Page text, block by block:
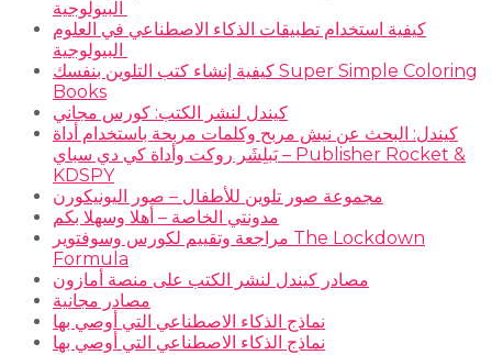
كيفية استخدام تطبيقات الذكاء الاصطناعي في العلوم
كيفية إنشاء كتب التلوين بنفسك Super Simple Coloring
Books
كيندل لنشر الكتب: كورس مجاني
كيندل: البحث عن نيش مربح وكلمات مربحة باستخدام أداة
بَبلِشَر روكت وأداة كي دي سباي – Publisher Rocket &
KDSPY
مجموعة صور تلوين للأطفال – صور اليونيكورن
مدونتي الخاصة – أهلا وسهلا بكم
مراجعة وتقييم لكورس وسوفتوير The Lockdown
Formula
مصادر كيندل لنشر الكتب على منصة أمازون
مصادر مجانية
نماذج الذكاء الاصطناعي التي أوصي بها
نماذج الذكاء الاصطناعي التي أوصي بها